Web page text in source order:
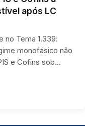
após LC
no Tema 1.339:
monofásico não
e Cofins sob…